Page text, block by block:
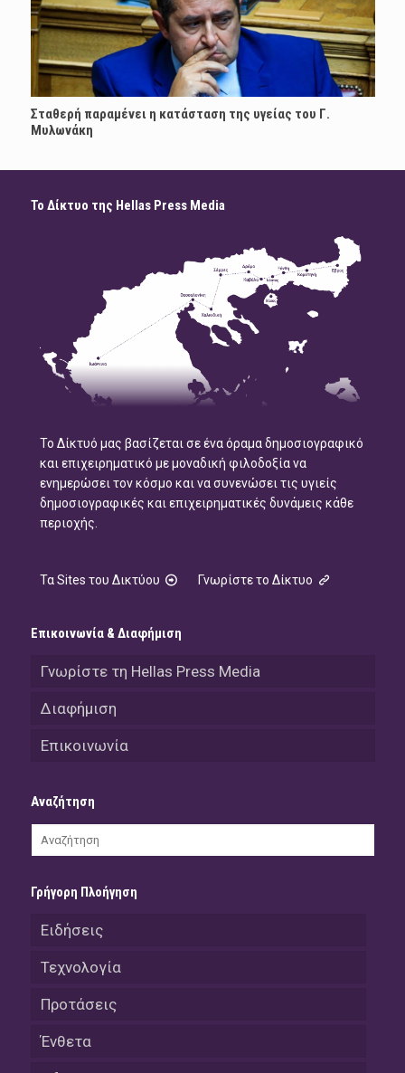
Σταθερή παραμένει η κατάσταση της υγείας του Γ.
Μυλωνάκη
Το Δίκτυο της Hellas Press Media
Το Δίκτυό μας βασίζεται σε ένα όραμα δημοσιογραφικό
και επιχειρηματικό με μοναδική φιλοδοξία να
ενημερώσει τον κόσμο και να συνενώσει τις υγιείς
δημοσιογραφικές και επιχειρηματικές δυνάμεις κάθε
περιοχής.
Τα Sites του Δικτύου Γνωρίστε το Δίκτυο
Επικοινωνία & Διαφήμιση
Γνωρίστε τη Hellas Press Media
Διαφήμιση
Επικοινωνία
Αναζήτηση
Γρήγορη Πλοήγηση
Ειδήσεις
Τεχνολογία
Προτάσεις
Ένθετα